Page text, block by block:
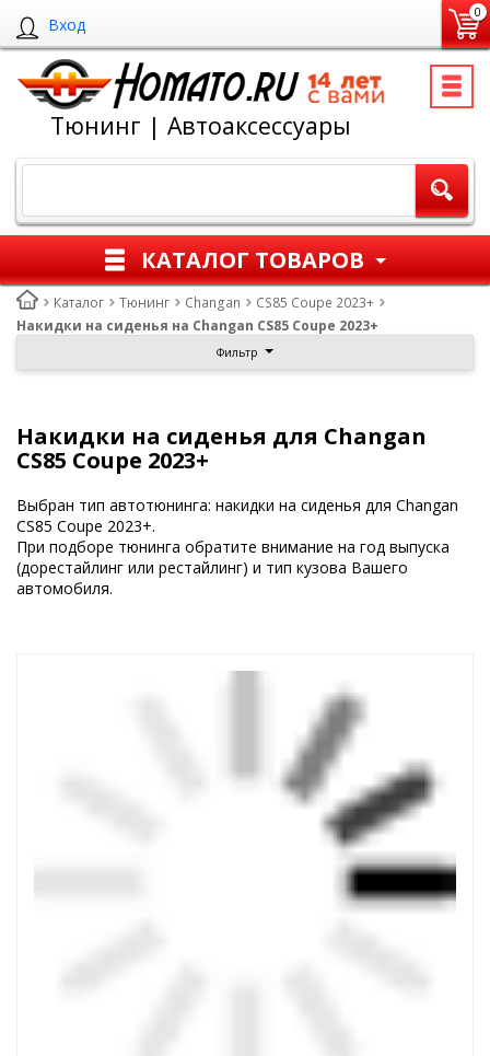
Вход
0
Тюнинг | Автоаксессуары
КАТАЛОГ ТОВАРОВ
Каталог Тюнинг Changan
CS85 Coupe 2023+
Накидки на сиденья на Changan CS85 Coupe 2023+
Фильтр
Накидки на сиденья для Changan
CS85 Coupe 2023+
Выбран тип автотюнинга: накидки на сиденья для Changan
CS85 Coupe 2023+.
При подборе тюнинга обратите внимание на год выпуска
(дорестайлинг или рестайлинг) и тип кузова Вашего
автомобиля.